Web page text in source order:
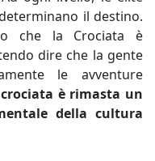
il destino.
che la Crociata è
dire che la gente
le avventure
è rimasta un
della cultura